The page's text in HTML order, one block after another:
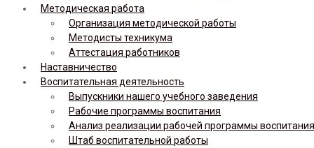
Методическая работа
Организация методической работы
Методисты техникума
Аттестация работников
Наставничество
Воспитательная деятельность
Выпускники нашего учебного заведения
Рабочие программы воспитания
Анализ реализации рабочей программы
Штаб воспитательной работы